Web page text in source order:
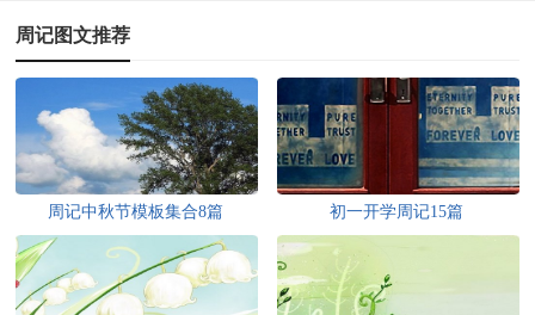
周记图文推荐
周记中秋节模板集合8篇 初一开学周记15篇